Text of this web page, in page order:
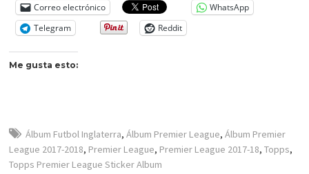
Correo electrónico
WhatsApp
Telegram
Reddit
Me gusta esto:
Álbum Futbol Inglaterra,Álbum Premier League,Álbum Premier
League 2017-2018, Premier League, Premier League 2017-18,Topps,
Topps Premier League Sticker Album